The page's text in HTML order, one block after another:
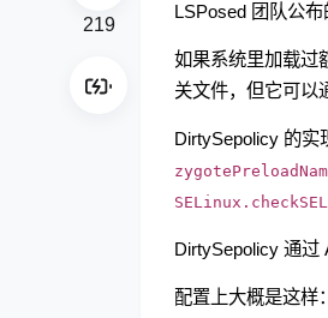
219
LSPosed 团队公
如果系统里加载过
关文件，但它可以
DirtySepolicy 的实
DirtySepolicy 通过
配置上大概是这样：